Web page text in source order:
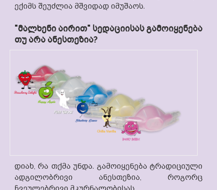
ექიმს შეუძლია მშვიდად იმუშაოს.
"მალხენი აირით" სედაციისას გამოიყენება
თუ არა ანესთეზია?
დიახ, რა თქმა უნდა. გამოიყენება ტრადიციული
ადგილობრივი ანესთეზია, როგორც